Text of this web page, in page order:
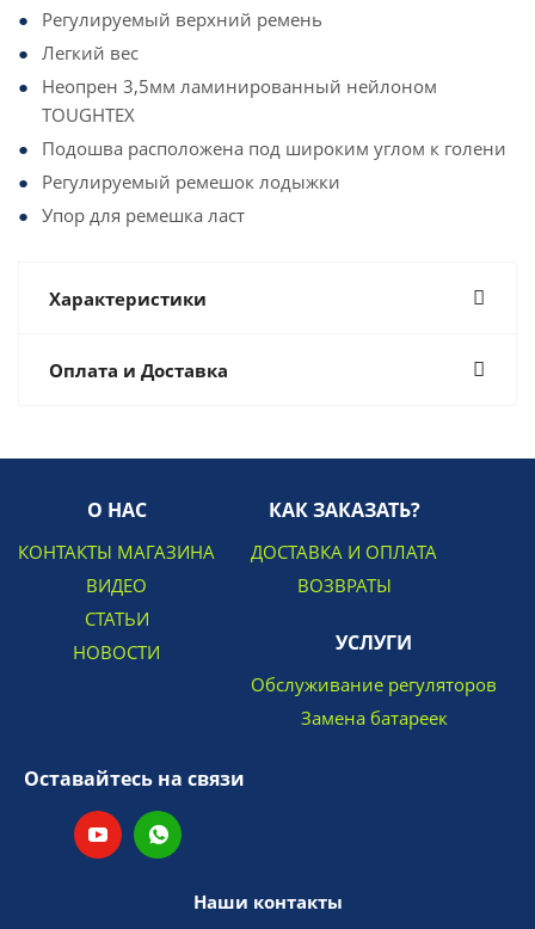
Регулируемый верхний ремень
Легкий вес
Неопрен 3,5мм ламинированный нейлоном
TOUGHTEX
Подошва расположена под широким углом к голени
Регулируемый ремешок лодыжки
Упор для ремешка ласт
Характеристики
Оплата и Доставка
О НАС
КОНТАКТЫ МАГАЗИНА
ВИДЕО
СТАТЬИ
НОВОСТИ
КАК ЗАКАЗАТЬ?
ДОСТАВКА И ОПЛАТА
ВОЗВРАТЫ
УСЛУГИ
Обслуживание регуляторов
Замена батареек
Оставайтесь на связи
Наши контакты